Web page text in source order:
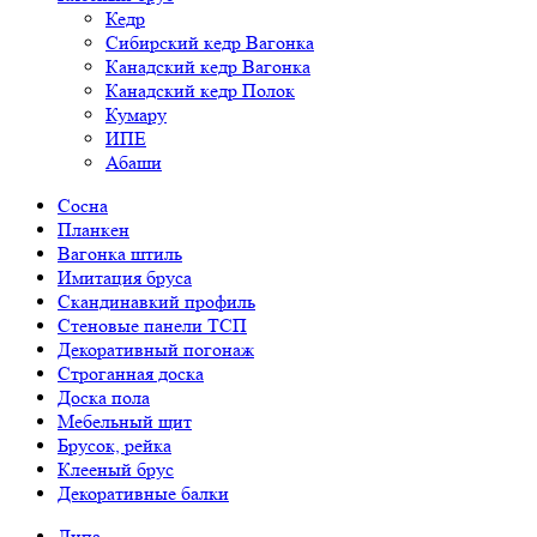
Кедр
Сибирский кедр Вагонка
Канадский кедр Вагонка
Канадский кедр Полок
Кумару
ИПЕ
Абаши
Сосна
Планкен
Вагонка штиль
Имитация бруса
Скандинавкий профиль
Стеновые панели ТСП
Декоративный погонаж
Строганная доска
Доска пола
Мебельный щит
Брусок, рейка
Клееный брус
Декоративные балки